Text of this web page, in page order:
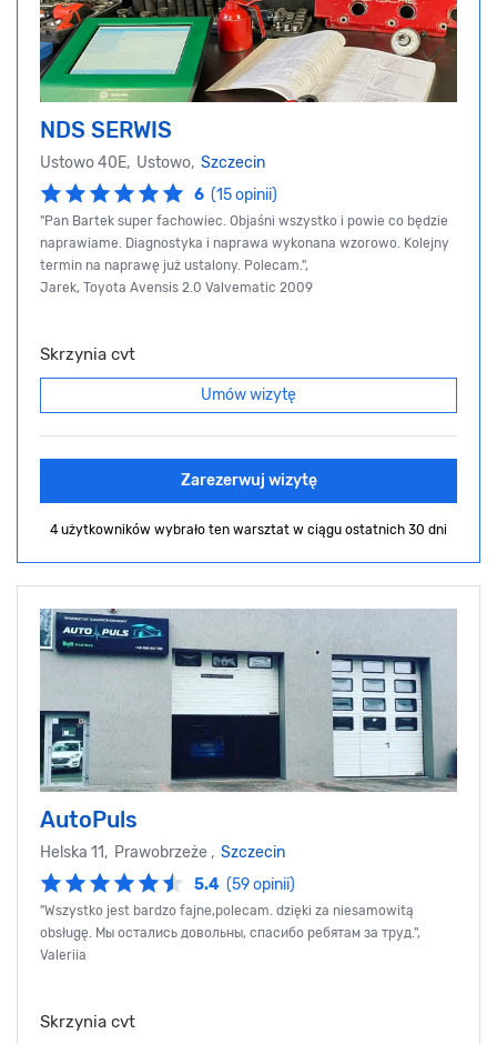
NDS SERWIS
Ustowo 40E, Ustowo, Szczecin
6 (15 opinii)
"Pan Bartek super fachowiec. Objaśni wszystko i powie co będzie
naprawiame. Diagnostyka i naprawa wykonana wzorowo. Kolejny
termin na naprawę już ustalony. Polecam.",
Jarek, Toyota Avensis 2.0 Valvematic 2009
Skrzynia cvt
Umów wizytę
Zarezerwuj wizytę
4 użytkowników wybrało ten warsztat w ciągu ostatnich 30 dni
AutoPuls
Helska 11, Prawobrzeże , Szczecin
5.4 (59 opinii)
"Wszystko jest bardzo fajne,polecam. dzięki za niesamowitą
obsługę. Мы остались довольны, спасибо ребятам за труд.",
Valeriia
Skrzynia cvt